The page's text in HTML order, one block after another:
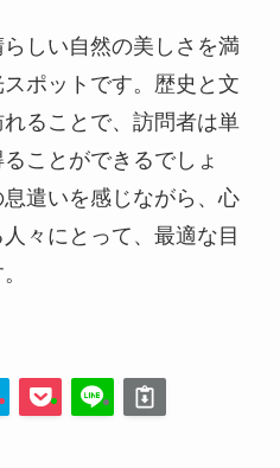
しい自然の美しさを満
ポットです。歴史と文
ることで、訪問者は単
ことができるでしょ
遣いを感じながら、心
々にとって、最適な目